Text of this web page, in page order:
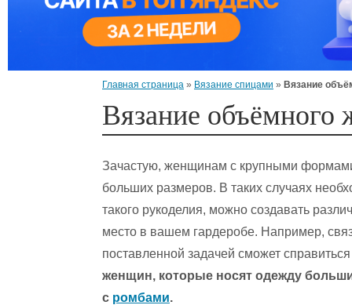
Главная страница » Вязание спицами » Вязание
Вязание объёмного
Зачастую, женщинам с крупными
больших размеров. В таких случаях
такого рукоделия, можно создавать
место в вашем гардеробе. Например,
поставленной задачей сможет
женщин, которые носят одежду
с ромбами.